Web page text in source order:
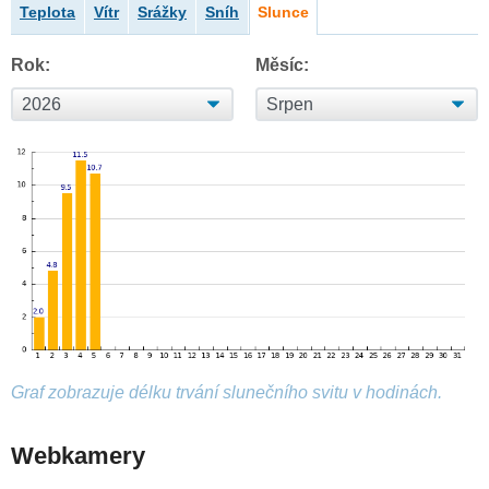
Teplota Vítr Srážky Sníh Slunce
Rok: Měsíc:
Graf zobrazuje délku trvání slunečního svitu v hodinách.
Webkamery